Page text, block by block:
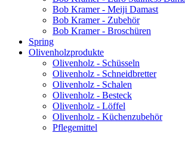
Bob Kramer - Meiji Damast
Bob Kramer - Zubehör
Bob Kramer - Broschüren
Spring
Olivenholzprodukte
Olivenholz - Schüsseln
Olivenholz - Schneidbretter
Olivenholz - Schalen
Olivenholz - Besteck
Olivenholz - Löffel
Olivenholz - Küchenzubehör
Pflegemittel